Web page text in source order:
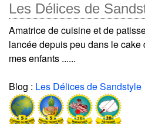
Les Délices de
Amatrice de cuisine et de
lancée depuis peu dans le
mes enfants ......
Blog : Les Délices de Sandstyle